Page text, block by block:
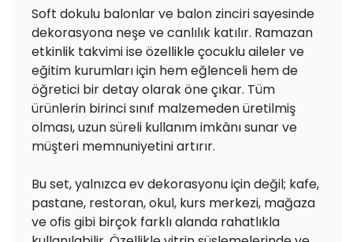
Soft dokulu balonlar ve balon zinciri sayesinde
dekorasyona neşe ve canlılık katılır. Ramazan
etkinlik takvimi ise özellikle çocuklu aileler ve
eğitim kurumları için hem eğlenceli hem de
öğretici bir detay olarak öne çıkar. Tüm
ürünlerin birinci sınıf malzemeden üretilmiş
olması, uzun süreli kullanım imkânı sunar ve
müşteri memnuniyetini artırır.
Bu set, yalnızca ev dekorasyonu için değil; kafe,
pastane, restoran, okul, kurs merkezi, mağaza
ve ofis gibi birçok farklı alanda rahatlıkla